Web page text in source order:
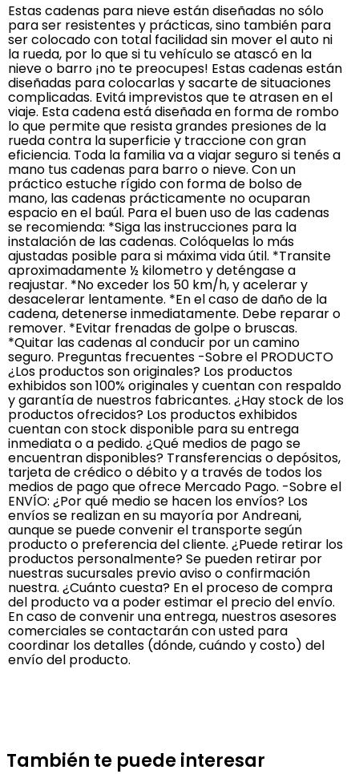
Estas cadenas para nieve están diseñadas no sólo
para ser resistentes y prácticas, sino también para
ser colocado con total facilidad sin mover el auto ni
la rueda, por lo que si tu vehículo se atascó en la
nieve o barro ¡no te preocupes! Estas cadenas están
diseñadas para colocarlas y sacarte de situaciones
complicadas. Evitá imprevistos que te atrasen en el
viaje. Esta cadena está diseñada en forma de rombo
lo que permite que resista grandes presiones de la
rueda contra la superficie y traccione con gran
eficiencia. Toda la familia va a viajar seguro si tenés a
mano tus cadenas para barro o nieve. Con un
práctico estuche rígido con forma de bolso de
mano, las cadenas prácticamente no ocuparan
espacio en el baúl. Para el buen uso de las cadenas
se recomienda: *Siga las instrucciones para la
instalación de las cadenas. Colóquelas lo más
ajustadas posible para si máxima vida útil. *Transite
aproximadamente ½ kilometro y deténgase a
reajustar. *No exceder los 50 km/h, y acelerar y
desacelerar lentamente. *En el caso de daño de la
cadena, detenerse inmediatamente. Debe reparar o
remover. *Evitar frenadas de golpe o bruscas.
*Quitar las cadenas al conducir por un camino
seguro. Preguntas frecuentes -Sobre el PRODUCTO
¿Los productos son originales? Los productos
exhibidos son 100% originales y cuentan con respaldo
y garantía de nuestros fabricantes. ¿Hay stock de los
productos ofrecidos? Los productos exhibidos
cuentan con stock disponible para su entrega
inmediata o a pedido. ¿Qué medios de pago se
encuentran disponibles? Transferencias o depósitos,
tarjeta de crédico o débito y a través de todos los
medios de pago que ofrece Mercado Pago. -Sobre el
ENVÍO: ¿Por qué medio se hacen los envíos? Los
envíos se realizan en su mayoría por Andreani,
aunque se puede convenir el transporte según
producto o preferencia del cliente. ¿Puede retirar los
productos personalmente? Se pueden retirar por
nuestras sucursales previo aviso o confirmación
nuestra. ¿Cuánto cuesta? En el proceso de compra
del producto va a poder estimar el precio del envío.
En caso de convenir una entrega, nuestros asesores
comerciales se contactarán con usted para
coordinar los detalles (dónde, cuándo y costo) del
envío del producto.
También te puede interesar